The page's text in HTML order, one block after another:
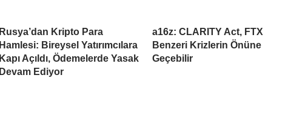
Rusya’dan Kripto Para
Hamlesi: Bireysel Yatırımcılara
Kapı Açıldı, Ödemelerde Yasak
Devam Ediyor
a16z: CLARITY Act, FTX
Benzeri Krizlerin Önüne
Geçebilir